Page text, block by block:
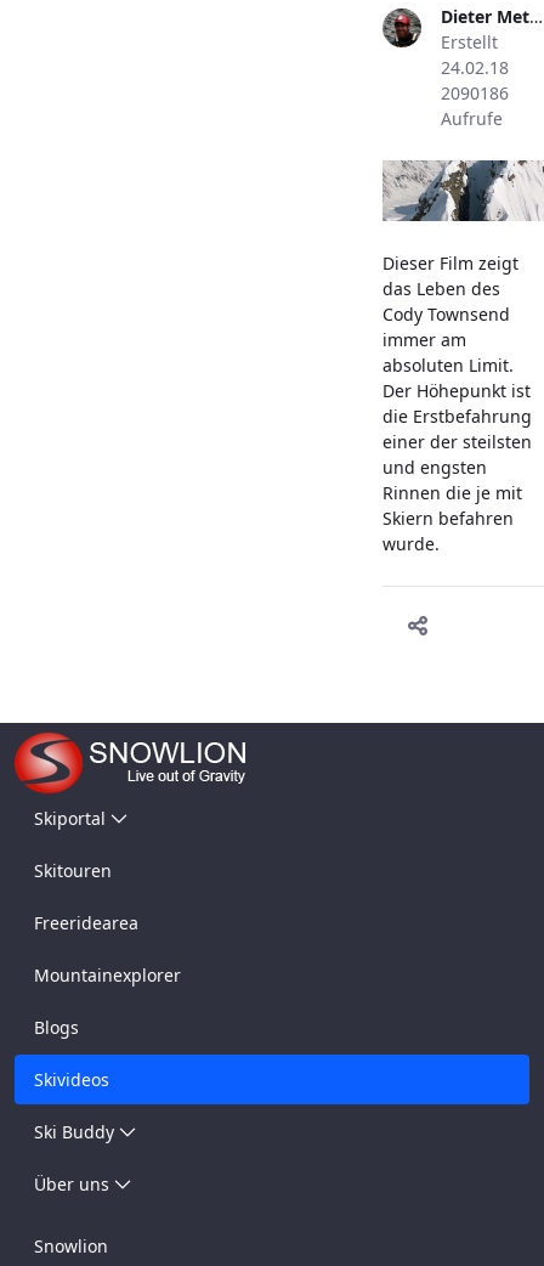
Dieter Metzler
Erstellt
24.02.18
2090186
Aufrufe
Dieser Film zeigt
das Leben des
Cody Townsend
immer am
absoluten Limit.
Der Höhepunkt ist
die Erstbefahrung
einer der steilsten
und engsten
Rinnen die je mit
Skiern befahren
wurde.
Skiportal
Skitouren
Freeridearea
Mountainexplorer
Blogs
Skivideos
Ski Buddy
Über uns
Snowlion